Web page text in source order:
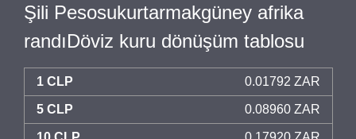
Şili Pesosukurtarmakgüney afrika
randıDöviz kuru dönüşüm tablosu
1 CLP 0.01792 ZAR
5 CLP 0.08960 ZAR